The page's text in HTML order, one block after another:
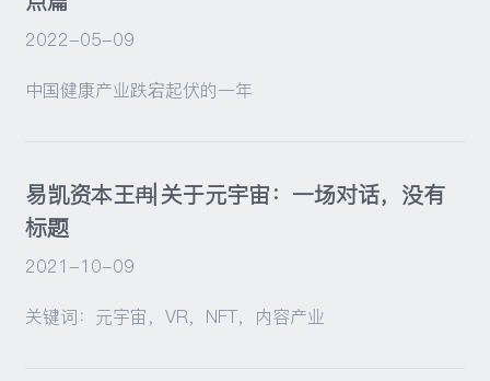
2022-05-09
中国健康产业跌宕起伏的一年
易凯资本王冉| 关于元宇宙：一场对话，没有
标题
2021-10-09
关键词：元宇宙，VR，NFT，内容产业